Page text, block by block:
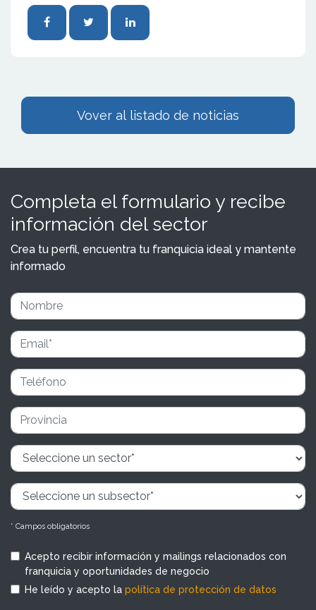
Vover al listado de noticias
Completa el formulario y recibe
información del sector
Crea tu perfil, encuentra tu franquicia ideal y mantente
informado
* Campos obligatorios
Acepto recibir información y mailings relacionados con
franquicia y oportunidades de negocio
He leído y acepto la política de protección de datos